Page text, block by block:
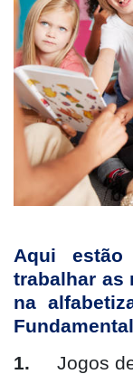
Aqui estão
trabalhar as
na
1.
Jogos